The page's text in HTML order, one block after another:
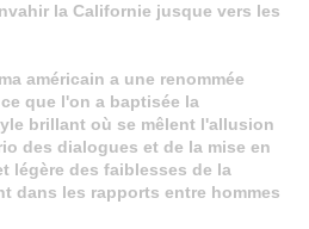
la Californie jusque vers les
américain a une renommée
que l'on a baptisée la
brillant où se mêlent l'allusion
des dialogues et de la mise en
légère des faiblesses de la
dans les rapports entre hommes